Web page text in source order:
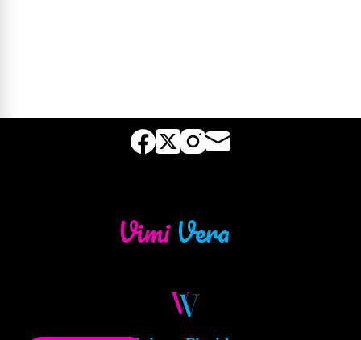
Vimi Vera